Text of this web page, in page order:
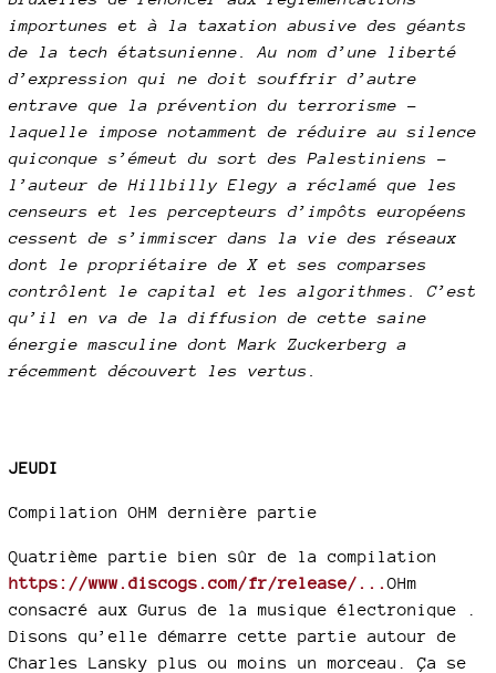
importunes et à la taxation abusive des géants
de la tech étatsunienne. Au nom d’une liberté
d’expression qui ne doit souffrir d’autre
entrave que la prévention du terrorisme –
laquelle impose notamment de réduire au silence
quiconque s’émeut du sort des Palestiniens –
l’auteur de Hillbilly Elegy a réclamé que les
censeurs et les percepteurs d’impôts européens
cessent de s’immiscer dans la vie des réseaux
dont le propriétaire de X et ses comparses
contrôlent le capital et les algorithmes. C’est
qu’il en va de la diffusion de cette saine
énergie masculine dont Mark Zuckerberg a
récemment découvert les vertus.
JEUDI
Compilation OHM dernière partie
Quatrième partie bien sûr de la compilation
https://www.discogs.com/fr/release/...OHm
consacré aux Gurus de la musique électronique .
Disons qu’elle démarre cette partie autour de
Charles Lansky plus ou moins un morceau. Ça se